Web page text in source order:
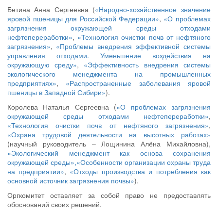
Бетина Анна Сергеевна («Народно-хозяйственное значение
яровой пшеницы для Российской Федерации», «О проблемах
загрязнения окружающей среды отходами
нефтепереработки», «Технология очистки почв от нефтяного
загрязнения», «Проблемы внедрения эффективной системы
управления отходами. Уменьшение воздействия на
окружающую среду», «Эффективность внедрения системы
экологического менеджмента на промышленных
предприятиях», «Распространенные заболевания яровой
пшеницы в Западной Сибири»).
Королева Наталья Сергеевна («О проблемах загрязнения
окружающей среды отходами нефтепереработки»,
«Технология очистки почв от нефтяного загрязнения»,
«Охрана трудовой деятельности на высотных работах»
(научный руководитель – Лощинина Алёна Михайловна),
«Экологический менеджмент как основа сохранения
окружающей среды»,«Особенности организации охраны труда
на предприятии», «Отходы производства и потребления как
основной источник загрязнения почвы»).
Оргкомитет оставляет за собой право не предоставлять
обоснований своих решений.